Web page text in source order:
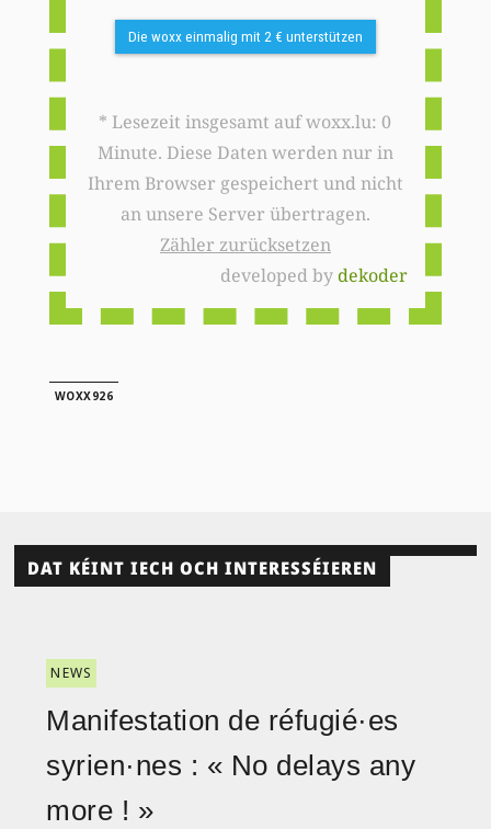
Die woxx einmalig mit 2 € unterstützen
* Lesezeit insgesamt auf woxx.lu: 0
Minute. Diese Daten werden nur in
Ihrem Browser gespeichert und nicht
an unsere Server übertragen.
Zähler zurücksetzen
developed bydekoder
WOXX926
DAT KÉINT IECH OCH INTERESSÉIEREN
NEWS
Manifestation de réfugié·es
syrien·nes : « No delays any
more ! »